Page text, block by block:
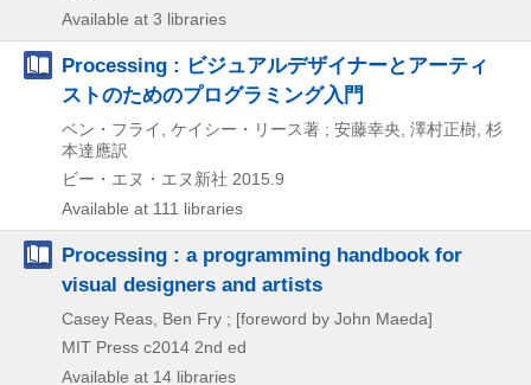
Available at 3 libraries
Processing : ビジュアルデザイナーとアーティ
ストのためのプログラミング入門
ベン・フライ, ケイシー・リース著 ; 安藤幸央, 澤村正樹, 杉
本達應訳
ビー・エヌ・エヌ新社 2015.9
Available at 111 libraries
Processing : a programming handbook for
visual designers and artists
Casey Reas, Ben Fry ; [foreword by John Maeda]
MIT Press c2014 2nd ed
Available at 14 libraries